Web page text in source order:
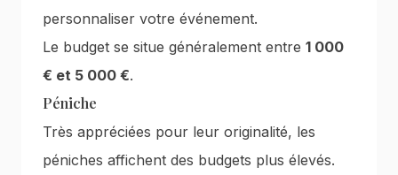
personnaliser votre événement.
Le budget se situe généralement entre 1 000
€ et 5 000 €.
Péniche
Très appréciées pour leur originalité, les
péniches affichent des budgets plus élevés.